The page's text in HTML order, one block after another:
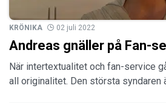
KRÖNIKA 02 juli 2022
Andreas gnäller på Fan-
När intertextualitet och fan-service
all originalitet. Den största syndaren